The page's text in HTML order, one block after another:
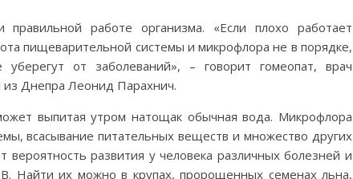
работе организма. «Если плохо работает
пищеварительной системы и микрофлора не в порядке,
от заболеваний», – говорит гомеопат, врач
Днепра Леонид Парахнич.
выпитая утром натощак обычная вода. Микрофлора
всасывание питательных веществ и множество других
развития у человека различных болезней и
Найти их можно в крупах, пророщенных семенах льна,